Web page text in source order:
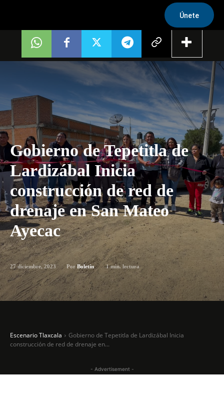
Únete
Gobierno de Tepetitla de
Lardizábal Inicia
construcción de red de
drenaje en San Mateo
Ayecac
27 diciembre, 2023 Por Boletín 1min. lectura
Escenario Tlaxcala
Gobierno de Tepetitla de Lardizábal Inicia
construcción de red de drenaje en...
- Advertisement -